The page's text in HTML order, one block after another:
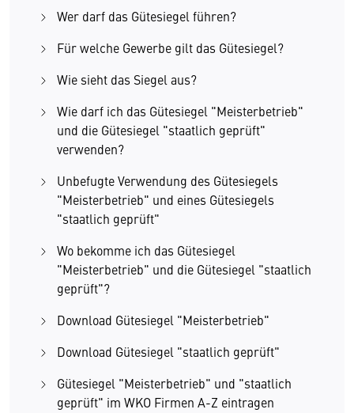
Wer darf das Gütesiegel führen?
Für welche Gewerbe gilt das Gütesiegel?
Wie sieht das Siegel aus?
Wie darf ich das Gütesiegel "Meisterbetrieb"
und die Gütesiegel "staatlich geprüft"
verwenden?
Unbefugte Verwendung des Gütesiegels
"Meisterbetrieb" und eines Gütesiegels
"staatlich geprüft"
Wo bekomme ich das Gütesiegel
"Meisterbetrieb" und die Gütesiegel "staatlich
geprüft"?
Download Gütesiegel "Meisterbetrieb"
Download Gütesiegel "staatlich geprüft"
Gütesiegel "Meisterbetrieb" und "staatlich
geprüft" im WKO Firmen A-Z eintragen